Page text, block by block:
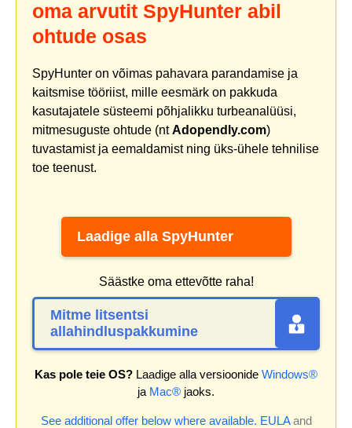
oma arvutit SpyHunter abil
ohtude osas
SpyHunter on võimas pahavara parandamise ja
kaitsmise tööriist, mille eesmärk on pakkuda
kasutajatele süsteemi põhjalikku turbeanalüüsi,
mitmesuguste ohtude (ntAdopendly.com)
tuvastamist ja eemaldamist ning üks-ühele tehnilise
toe teenust.
Laadige alla SpyHunter
Säästke oma ettevõtte raha!
Mitme litsentsi
allahindluspakkumine
Kas pole teie OS? Laadige alla versioonide Windows®
ja Mac® jaoks.
See additional offer below where available. EULAand